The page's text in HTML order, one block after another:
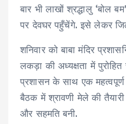
बार भी लाखों श्रद्धालु ‘बोल
पर देवघर पहुँचेंगे. इसे लेकर
शनिवार को बाबा मंदिर
लकड़ा की अध्यक्षता में
प्रशासन के साथ एक
बैठक में श्रावणी मेले की
और सहमति बनी.